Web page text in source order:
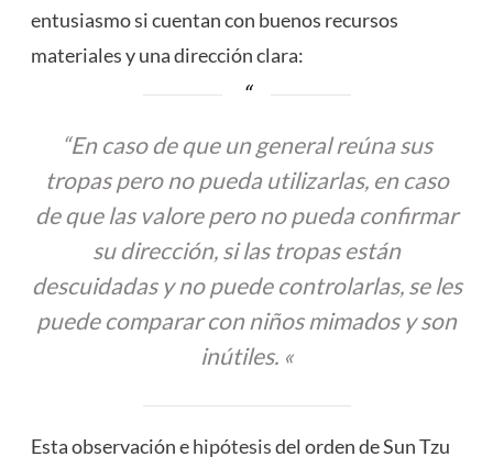
entusiasmo si cuentan con buenos recursos
materiales y una dirección clara:
“En caso de que un general reúna sus
tropas pero no pueda utilizarlas, en caso
de que las valore pero no pueda confirmar
su dirección, si las tropas están
descuidadas y no puede controlarlas, se les
puede comparar con niños mimados y son
inútiles. «
Esta observación ehipótesisdel orden de Sun Tzu